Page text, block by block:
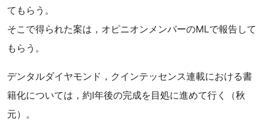
てもらう。
そこで得られた案は，オピニオンメンバーのMLで報告して
もらう。
デンタルダイヤモンド，クインテッセンス連載における書
籍化については，約Ⅰ年後の完成を目処に進めて行く（秋
元）。